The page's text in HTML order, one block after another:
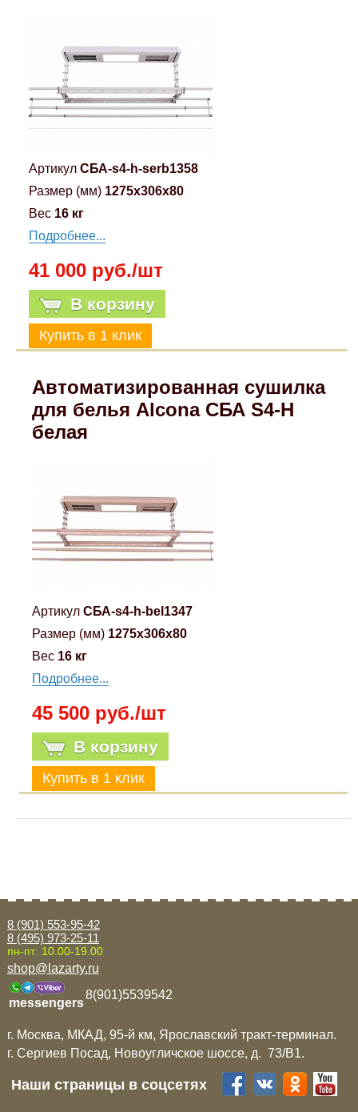
Артикул СБА-s4-h-serb1358
Размер (мм) 1275x306x80
Вес 16 кг
Подробнее...
41 000 руб./шт
В корзину
Автоматизированная сушилка
для белья Alcona СБА S4-H
белая
Артикул СБА-s4-h-bel1347
Размер (мм) 1275x306x80
Вес 16 кг
Подробнее...
45 500 руб./шт
В корзину
8 (901) 553-95-42
8 (495) 973-25-11
пн-пт: 10.00-19.00
shop@lazarty.ru
messengers
8(901)5539542
г. Москва, МКАД, 95-й км, Ярославский тракт-терминал.
г. Сергиев Посад, Новоугличское шоссе, д. 73/B1.
Наши страницы в соцсетях